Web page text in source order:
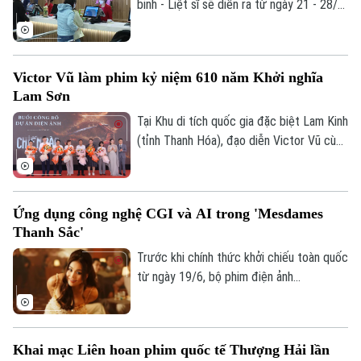
Golf
Sao
Thời trang
Âm nhạc
miễn phí phục vụ nhiệm vụ chính trị và
binh - Liệt sĩ sẽ diễn ra từ ngày 21 - 28/7
chiếu từ 3 - 5 ngày.
Victor Vũ làm phim kỷ niệm 610 năm Khởi nghĩa
Lam Sơn
Tại Khu di tích quốc gia đặc biệt Lam Kinh
(tỉnh Thanh Hóa), đạo diễn Victor Vũ cùng
là bước ngoặt tâm huyết của vị đạo diễn,
hào dân tộc nhân dịp kỷ niệm 610 năm
cuộc khởi nghĩa.
Ứng dụng công nghệ CGI và AI trong 'Mesdames
Thanh Sắc'
Trước khi chính thức khởi chiếu toàn quốc
từ ngày 19/6, bộ phim điện ảnh
diễn viên tên tuổi mà còn ở sự đầu tư lớn
Khai mạc Liên hoan phim quốc tế Thượng Hải lần